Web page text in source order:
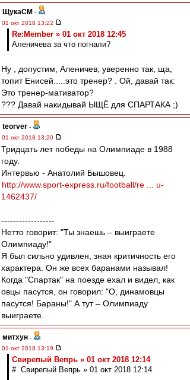
ЩукаСМ -
01 окт 2018 13:22
Re:Member » 01 окт 2018 12:45
Аленичева за что погнали?
Ну , допустим, Аленичев, уверенно так, ща,
топит Енисей.....это тренер? . Ой, давай так:
Это тренер-мативатор?
??? Давай накидывай ЫЩЁ для СПАРТАКА ;)
teorver -
01 окт 2018 13:20
Тридцать лет победы на Олимпиаде в 1988
году.
Интервью - Анатолий Бышовец.
http://www.sport-express.ru/football/re ... u-
1462437/
------------------
Нетто говорит: "Ты знаешь – выиграете
Олимпиаду!"
Я был сильно удивлен, зная критичность его
характера. Он же всех баранами называл!
Когда "Спартак" на поезде ехал и видел, как
овцы пасутся, он говорил: "О, динамовцы
пасутся! Бараны!" А тут – Олимпиаду
выиграете.
митхун -
01 окт 2018 13:19
Свирепый Вепрь » 01 окт 2018 12:14
# Свирепый Вепрь » 01 окт 2018 12:14